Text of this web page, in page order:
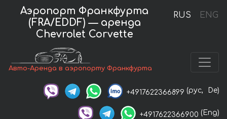
RUS ENG
Аэропорт Франкфурта
(FRA/EDDF) — аренда
Chevrolet Corvette
Авто-Аренда в аэропорту Франкфурта
+4917622366899 (рус, De)
+4917622366900 (Eng)